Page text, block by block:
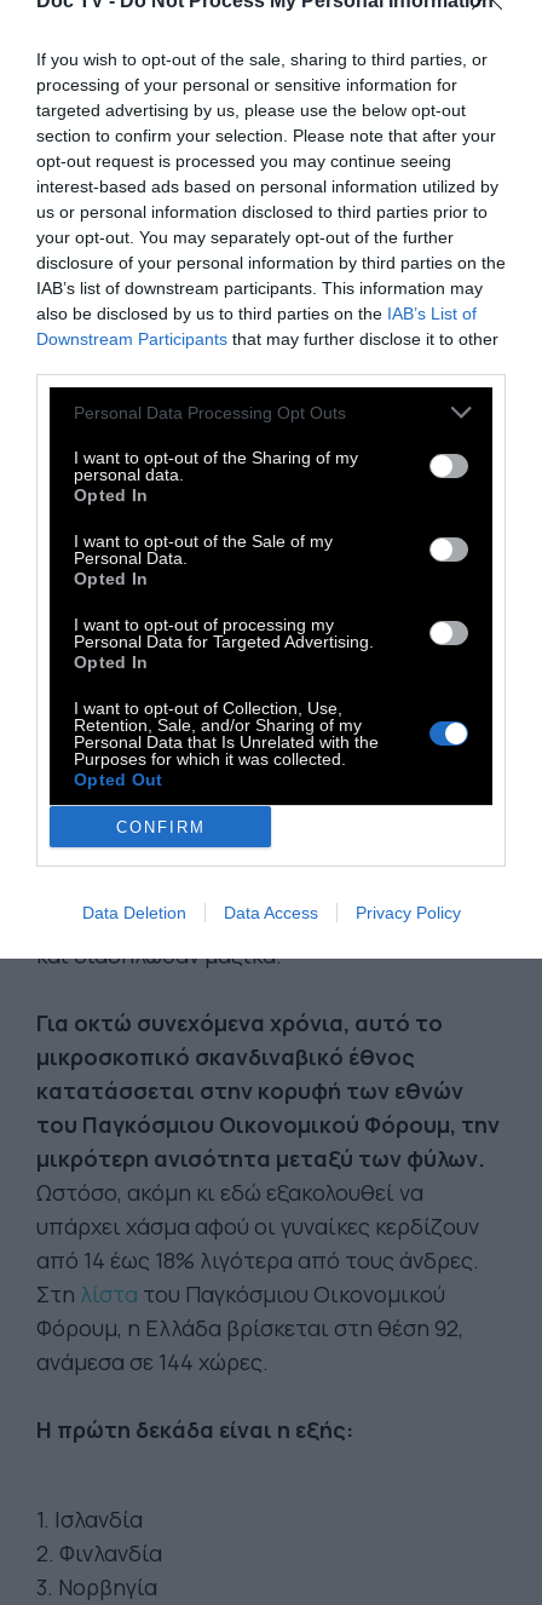
If you wish to opt-out of the sale, sharing to third parties, or
processing of your personal or sensitive information for
targeted advertising by us, please use the below opt-out
section to confirm your selection. Please note that after your
opt-out request is processed you may continue seeing
interest-based ads based on personal information utilized by
us or personal information disclosed to third parties prior to
your opt-out. You may separately opt-out of the further
disclosure of your personal information by third parties on the
IAB’s list of downstream participants. This information may
also be disclosed by us to third parties on the IAB’s List of
Downstream Participants that may further disclose it to other
Personal Data Processing Opt Outs
I want to opt-out of the Sharing of my
personal data.
Opted In
I want to opt-out of the Sale of my
Personal Data.
Opted In
I want to opt-out of processing my
Personal Data for Targeted Advertising.
Opted In
I want to opt-out of Collection, Use,
Retention, Sale, and/or Sharing of my
Personal Data that Is Unrelated with the
Purposes for which it was collected.
Opted Out
CONFIRM
Data Deletion Data Access Privacy Policy
Το 2016, η γυναικεία εκπροσώπηση στο
Ωστόσο, το χάσμα των αμοιβών μεταξύ των
δύο φύλων στη χώρα δεν συρρικνώνεται
αρκετά γρήγορα. Τον Οκτώβριο του 2016,
χιλιάδες γυναίκες έκαναν μια ισχυρή δήλωση
στην Ισλανδία. Έφυγαν από τη δουλειά στις
ουσιαστικά ξεκινούν να εργάζονται δωρεάν
και διαδήλωσαν μαζικά.
Για οκτώ συνεχόμενα χρόνια, αυτό το
μικροσκοπικό σκανδιναβικό έθνος
κατατάσσεται στην κορυφή των εθνών
του Παγκόσμιου Οικονομικού Φόρουμ, την
μικρότερη ανισότητα μεταξύ των φύλων.
Ωστόσο, ακόμη κι εδώ εξακολουθεί να
υπάρχει χάσμα αφού οι γυναίκες κερδίζουν
από 14 έως 18% λιγότερα από τους άνδρες.
Στη λίστα του Παγκόσμιου Οικονομικού
Φόρουμ, η Ελλάδα βρίσκεται στη θέση 92,
ανάμεσα σε 144 χώρες.
Η πρώτη δεκάδα είναι η εξής:
1. Ισλανδία
2. Φινλανδία
3. Νορβηγία